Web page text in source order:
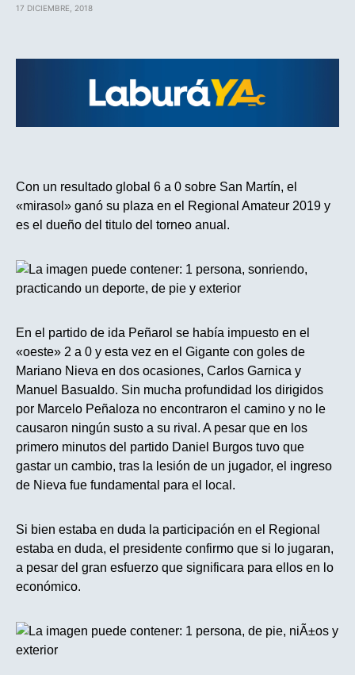
17 DICIEMBRE, 2018
Con un resultado global 6 a 0 sobre San Martín, el
«mirasol» ganó su plaza en el Regional Amateur 2019 y
es el dueño del titulo del torneo anual.
En el partido de ida Peñarol se había impuesto en el
«oeste» 2 a 0 y esta vez en el Gigante con goles de
Mariano Nieva en dos ocasiones, Carlos Garnica y
Manuel Basualdo. Sin mucha profundidad los dirigidos
por Marcelo Peñaloza no encontraron el camino y no le
causaron ningún susto a su rival. A pesar que en los
primero minutos del partido Daniel Burgos tuvo que
gastar un cambio, tras la lesión de un jugador, el ingreso
de Nieva fue fundamental para el local.
Si bien estaba en duda la participación en el Regional
estaba en duda, el presidente confirmo que si lo jugaran,
a pesar del gran esfuerzo que significara para ellos en lo
económico.